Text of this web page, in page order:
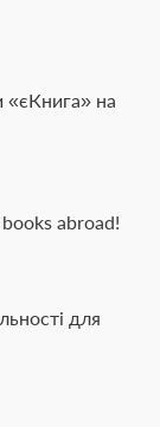
на
abroad!
для